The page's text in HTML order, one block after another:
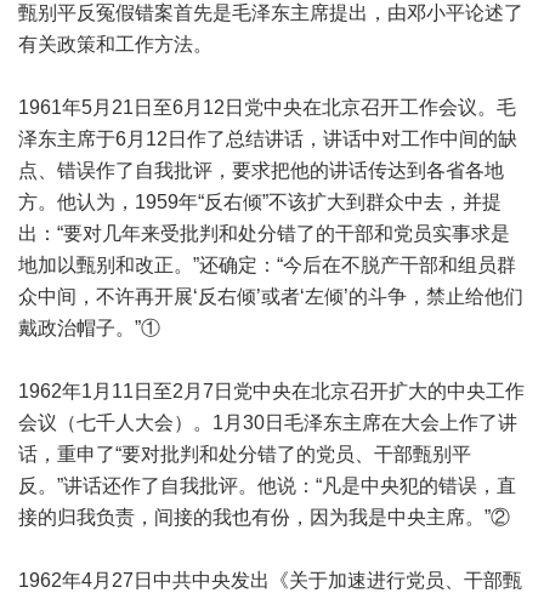
甄别平反冤假错案首先是毛泽东主席提出，由邓小平论述了
有关政策和工作方法。
1961年5月21日至6月12日党中央在北京召开工作会议。毛
泽东主席于6月12日作了总结讲话，讲话中对工作中间的缺
点、错误作了自我批评，要求把他的讲话传达到各省各地
方。他认为，1959年“反右倾”不该扩大到群众中去，并提
出：“要对几年来受批判和处分错了的干部和党员实事求是
地加以甄别和改正。”还确定：“今后在不脱产干部和组员群
众中间，不许再开展‘反右倾’或者‘左倾’的斗争，禁止给他们
戴政治帽子。”①
1962年1月11日至2月7日党中央在北京召开扩大的中央工作
会议（七千人大会）。1月30日毛泽东主席在大会上作了讲
话，重申了“要对批判和处分错了的党员、干部甄别平
反。”讲话还作了自我批评。他说：“凡是中央犯的错误，直
接的归我负责，间接的我也有份，因为我是中央主席。”②
1962年4月27日中共中央发出《关于加速进行党员、干部甄